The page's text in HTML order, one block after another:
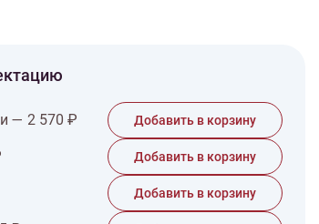
— 2 570 ₽ Добавить в корзину
Добавить в корзину
Добавить в корзину